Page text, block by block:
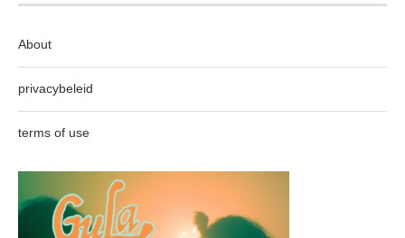
About
privacybeleid
terms of use